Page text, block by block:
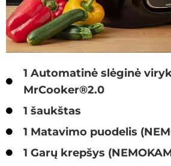
1 Automatinė slėginė
MrCooker®2.0
1 šaukštas
1 Matavimo puodelis
1 Garų krepšys